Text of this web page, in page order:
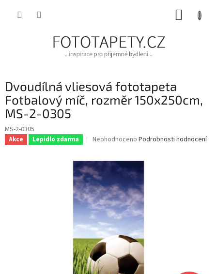
Dvoudílná vliesová fototapeta
Fotbalový míč, rozměr 150x250cm,
MS-2-0305
MS-2-0305
Akce Lepidlo zdarma
Průměrné
je
0,0
z
5
hvězdiček.
Neohodnoceno Podrobnosti hodnocení